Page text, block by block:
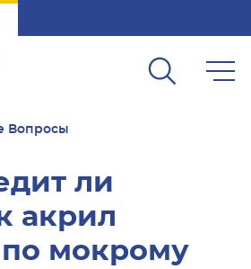
Вопросы
ли
акрил
мокрому